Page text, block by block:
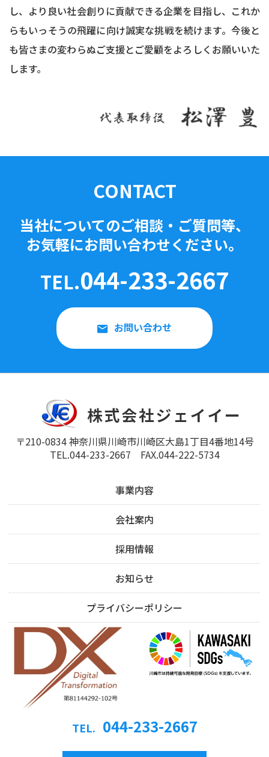
し、より良い社会創りに貢献できる企業を目指し、これか
らもいっそうの飛躍に向け誠実な挑戦を続けます。今後と
も皆さまの変わらぬご支援とご愛顧をよろしくお願いいた
します。
CONTACT
当社についてのご相談・ご質問等、
お気軽にお問い合わせください。
TEL.044-233-2667
お問い合わせ
〒210-0834 神奈川県川崎市川崎区大島1丁目4番地14号
TEL.044-233-2667 FAX.044-222-5734
事業内容
会社案内
採用情報
お知らせ
プライバシーポリシー
TEL. 044-233-2667